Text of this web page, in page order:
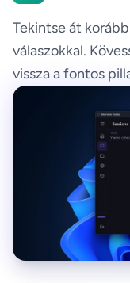
Tekintse át
válaszokkal.
vissza a fontos